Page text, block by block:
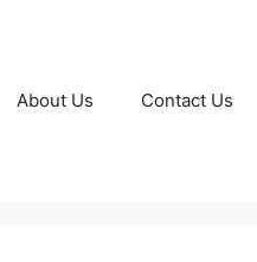
About Us Contact Us